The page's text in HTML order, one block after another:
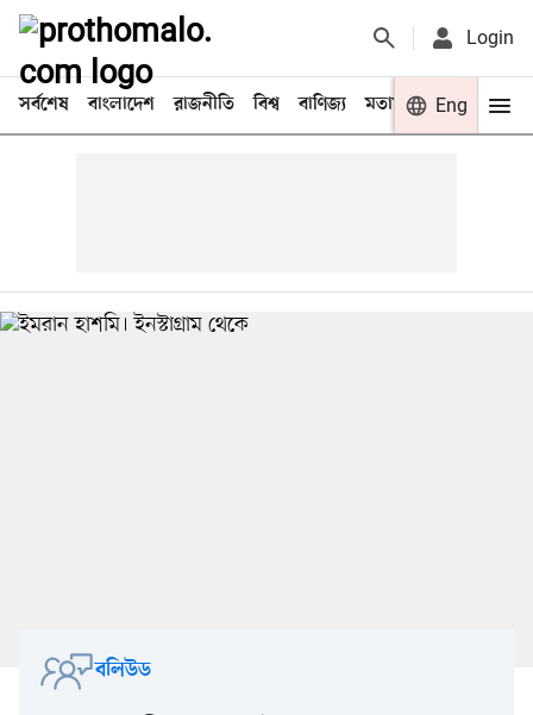
Login
সর্বশেষ বাংলাদেশ রাজনীতি বিশ্ব বাণিজ্য মতামত খেলা
Eng
বলিউড